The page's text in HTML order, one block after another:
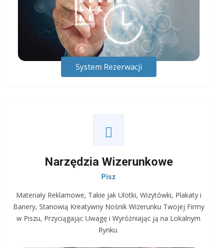
System Rezerwacji
Narzędzia Wizerunkowe
Pisz
Materiały Reklamowe, Takie jak Ulotki, Wizytówki, Plakaty i
Banery, Stanowią Kreatywny Nośnik Wizerunku Twojej Firmy
w Piszu, Przyciągając Uwagę i Wyróżniając ją na Lokalnym
Rynku.